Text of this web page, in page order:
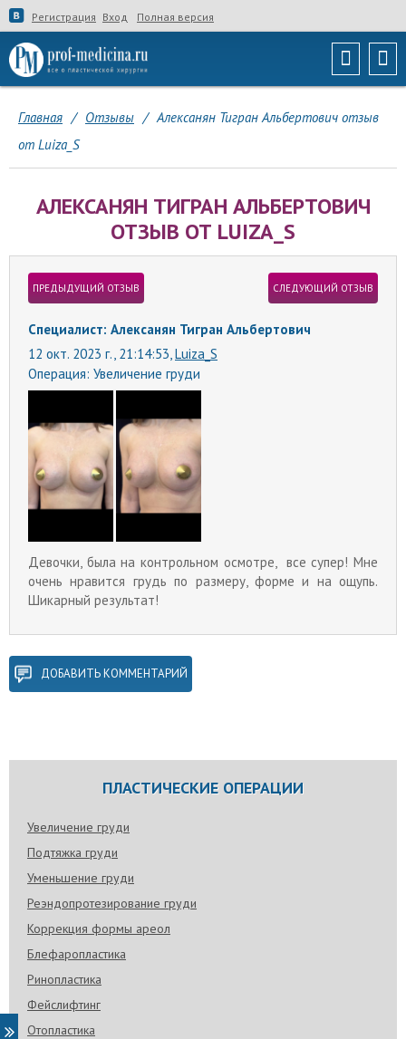
Регистрация Вход Полная версия
Главная / Отзывы / Алексанян Тигран Альбертович отзыв
от Luiza_S
АЛЕКСАНЯН ТИГРАН АЛЬБЕРТОВИЧ
ОТЗЫВ ОТ LUIZA_S
ПРЕДЫДУЩИЙ ОТЗЫВ СЛЕДУЮЩИЙ ОТЗЫВ
Специалист: Алексанян Тигран Альбертович
12 окт. 2023 г., 21:14:53, Luiza_S
Операция: Увеличение груди
Девочки, была на контрольном осмотре, все супер! Мне
очень нравится грудь по размеру, форме и на ощупь.
Шикарный результат!
ДОБАВИТЬ КОММЕНТАРИЙ
ПЛАСТИЧЕСКИЕ ОПЕРАЦИИ
Увеличение груди
Подтяжка груди
Уменьшение груди
Реэндопротезирование груди
Коррекция формы ареол
Блефаропластика
Ринопластика
Фейслифтинг
Отопластика